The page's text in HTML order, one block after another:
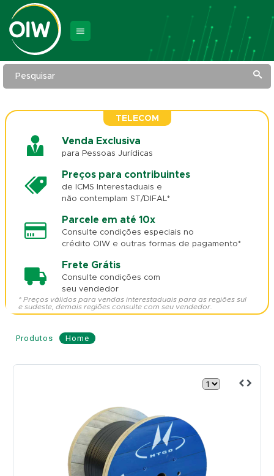
Pesquisar
TELECOM
Venda Exclusiva
para Pessoas Jurídicas
Preços para contribuintes
de ICMS Interestaduais e
não contemplam ST/DIFAL*
Parcele em até 10x
Consulte condições especiais no
crédito OIW e outras formas de pagamento*
Frete Grátis
Consulte condições com
seu vendedor
* Preços válidos para vendas interestaduais para as regiões sul
e sudeste, demais regiões consulte com seu vendedor.
Home
Produtos
Cabo